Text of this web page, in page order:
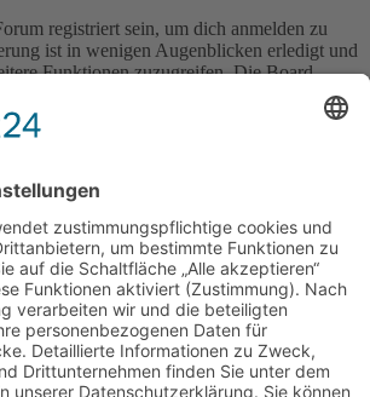
registriert sein, um dich anmelden zu
ist in wenigen Augenblicken erledigt und
Funktionen zuzugreifen. Die Board-
Benutzern auch zusätzliche
Beachte bitte unsere
und die verwandten Regelungen, bevor du
Board bewegst.
|Datenschutzerklärung
UTC+02:00